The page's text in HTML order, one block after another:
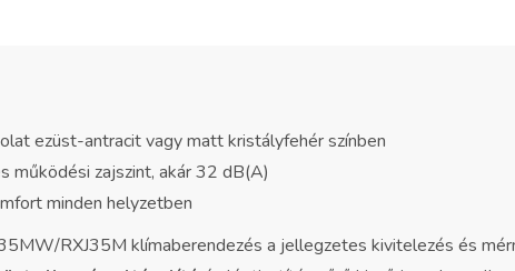
ezüst-antracit vagy matt kristályfehér színben
működési zajszint, akár 32 dB(A)
minden helyzetben
RXJ35M klímaberendezés a jellegzetes kivitelezés és